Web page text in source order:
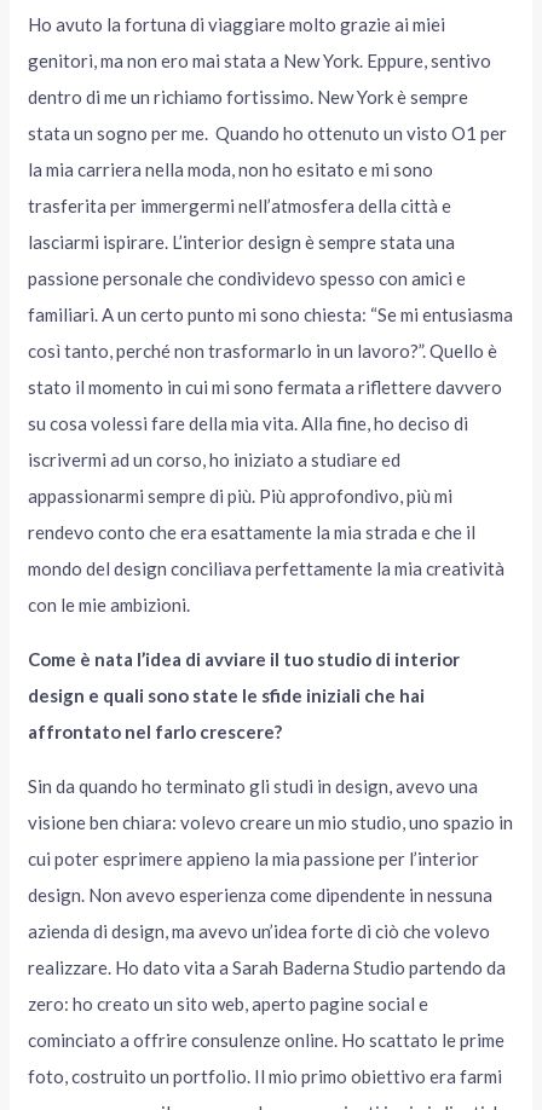
Ho avuto la fortuna di viaggiare molto grazie ai miei
genitori, ma non ero mai stata a New York. Eppure, sentivo
dentro di me un richiamo fortissimo. New York è sempre
stata un sogno per me. Quando ho ottenuto un visto O1 per
la mia carriera nella moda, non ho esitato e mi sono
trasferita per immergermi nell’atmosfera della città e
lasciarmi ispirare. L’interior design è sempre stata una
passione personale che condividevo spesso con amici e
familiari. A un certo punto mi sono chiesta: “Se mi entusiasma
così tanto, perché non trasformarlo in un lavoro?”. Quello è
stato il momento in cui mi sono fermata a riflettere davvero
su cosa volessi fare della mia vita. Alla fine, ho deciso di
iscrivermi ad un corso, ho iniziato a studiare ed
appassionarmi sempre di più. Più approfondivo, più mi
rendevo conto che era esattamente la mia strada e che il
mondo del design conciliava perfettamente la mia creatività
con le mie ambizioni.
Come è nata l’idea di avviare il tuo studio di interior
design e quali sono state le sfide iniziali che hai
affrontato nel farlo crescere?
Sin da quando ho terminato gli studi in design, avevo una
visione ben chiara: volevo creare un mio studio, uno spazio in
cui poter esprimere appieno la mia passione per l’interior
design. Non avevo esperienza come dipendente in nessuna
azienda di design, ma avevo un’idea forte di ciò che volevo
realizzare. Ho dato vita a Sarah Baderna Studio partendo da
zero: ho creato un sito web, aperto pagine social e
cominciato a offrire consulenze online. Ho scattato le prime
foto, costruito un portfolio. Il mio primo obiettivo era farmi